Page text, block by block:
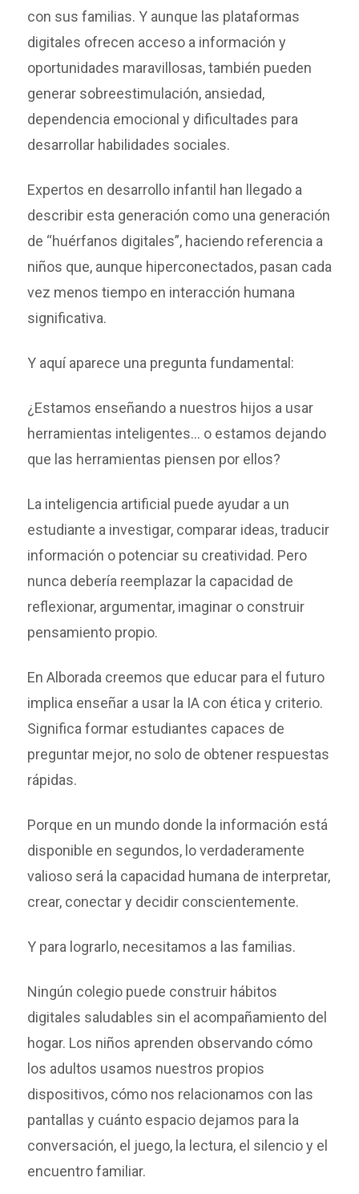
con sus familias. Y aunque las plataformas
digitales ofrecen acceso a información y
oportunidades maravillosas, también pueden
generar sobreestimulación, ansiedad,
dependencia emocional y dificultades para
desarrollar habilidades sociales.
Expertos en desarrollo infantil han llegado a
describir esta generación como una generación
de “huérfanos digitales”, haciendo referencia a
niños que, aunque hiperconectados, pasan cada
vez menos tiempo en interacción humana
significativa.
Y aquí aparece una pregunta fundamental:
¿Estamos enseñando a nuestros hijos a usar
herramientas inteligentes… o estamos dejando
que las herramientas piensen por ellos?
La inteligencia artificial puede ayudar a un
estudiante a investigar, comparar ideas, traducir
información o potenciar su creatividad. Pero
nunca debería reemplazar la capacidad de
reflexionar, argumentar, imaginar o construir
pensamiento propio.
En Alborada creemos que educar para el futuro
implica enseñar a usar la IA con ética y criterio.
Significa formar estudiantes capaces de
preguntar mejor, no solo de obtener respuestas
rápidas.
Porque en un mundo donde la información está
disponible en segundos, lo verdaderamente
valioso será la capacidad humana de interpretar,
crear, conectar y decidir conscientemente.
Y para lograrlo, necesitamos a las familias.
Ningún colegio puede construir hábitos
digitales saludables sin el acompañamiento del
hogar. Los niños aprenden observando cómo
los adultos usamos nuestros propios
dispositivos, cómo nos relacionamos con las
pantallas y cuánto espacio dejamos para la
conversación, el juego, la lectura, el silencio y el
encuentro familiar.